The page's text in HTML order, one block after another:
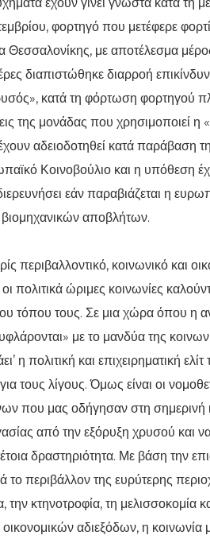
φορτηγό που μετέφερε
Θεσσαλονίκης, με αποτέλεσμα
διαπιστώθηκε διαρροή
κατά τη φόρτωση φορτηγού
της μονάδας που χρησιμοποιεί η
αδειοδοτηθεί κατά παράβαση
Κοινοβούλιο και η υπόθεση
εάν παραβιάζεται η
αποβλήτων.
περιβαλλοντικό, κοινωνικό και
πολιτικά ώριμες κοινωνίες
τόπου τους. Σε μια χώρα όπου η
με το μανδύα της
η πολιτική και επιχειρηματική
τους λίγους. Όμως είναι οι
που μας οδήγησαν στη σημερινή
από την εξόρυξη χρυσού και να
δραστηριότητα. Με βάση την
περιβάλλον της ευρύτερης
κτηνοτροφία, τη μελισσοκομία
αδιεξόδων, η κοινωνία